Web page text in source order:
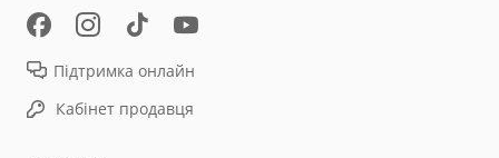
Підтримка онлайн
Кабінет продавця